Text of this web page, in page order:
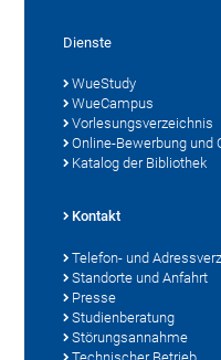
Dienste
WueStudy
WueCampus
Vorlesungsverzeichnis
Online-Bewerbung und
Katalog der Bibliothek
Kontakt
Telefon- und
Standorte und Anfahrt
Presse
Studienberatung
Störungsannahme